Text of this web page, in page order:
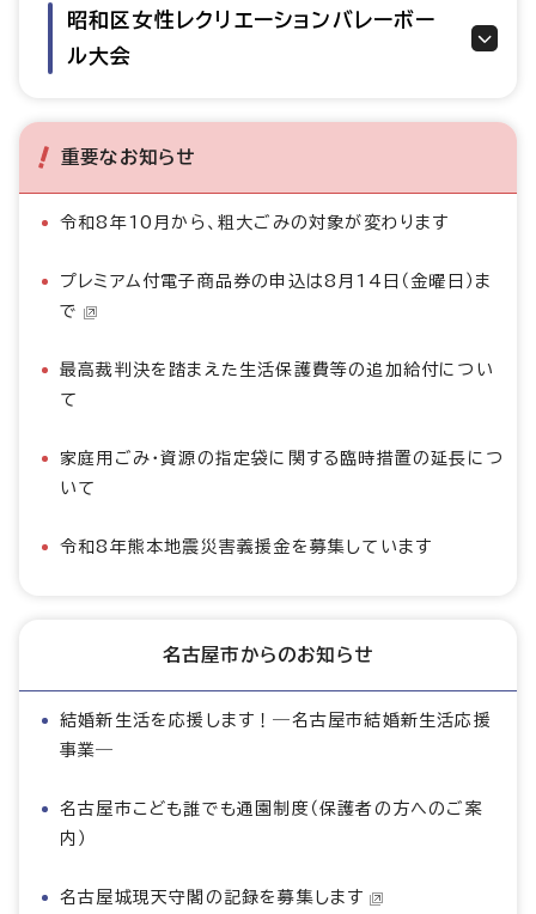
昭和区女性レクリエーションバレーボー
ル大会
重要なお知らせ
令和8年10月から、粗大ごみの対象が変わります
プレミアム付電子商品券の申込は8月14日（金曜日）ま
で
最高裁判決を踏まえた生活保護費等の追加給付につい
て
家庭用ごみ・資源の指定袋に関する臨時措置の延長につ
いて
令和8年熊本地震災害義援金を募集しています
名古屋市からのお知らせ
結婚新生活を応援します！―名古屋市結婚新生活応援
事業―
名古屋市こども誰でも通園制度（保護者の方へのご案
内）
名古屋城現天守閣の記録を募集します